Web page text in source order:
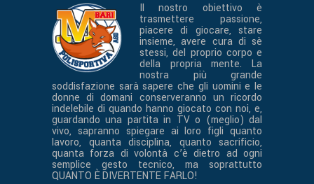
Il nostro obiettivo è
trasmettere passione,
piacere di giocare, stare
insieme, avere cura di sè
stessi, del proprio corpo e
della propria mente. La
nostra più grande
soddisfazione sarà sapere che gli uomini e le
donne di domani conserveranno un ricordo
indelebile di quando hanno giocato con noi, e,
guardando una partita in TV o (meglio) dal
vivo, sapranno spiegare ai loro figli quanto
lavoro, quanta disciplina, quanto sacrificio,
quanta forza di volontà c’è dietro ad ogni
semplice gesto tecnico, ma soprattutto
QUANTO È DIVERTENTE FARLO!